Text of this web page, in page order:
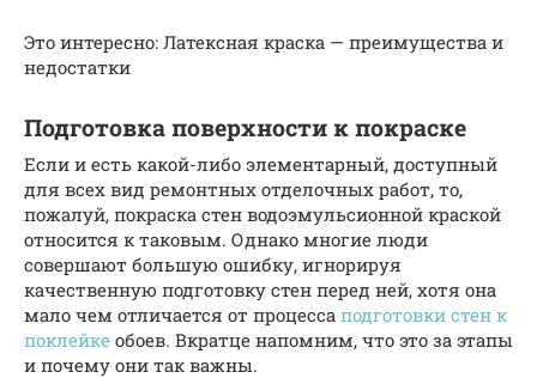
Это интересно: Латексная краска — преимущества и
недостатки
Подготовка поверхности к покраске
Если и есть какой-либо элементарный, доступный
для всех вид ремонтных отделочных работ, то,
пожалуй, покраска стен водоэмульсионной краской
относится к таковым. Однако многие люди
совершают большую ошибку, игнорируя
качественную подготовку стен перед ней, хотя она
мало чем отличается от процесса подготовки стен к
поклейке обоев. Вкратце напомним, что это за этапы
и почему они так важны.